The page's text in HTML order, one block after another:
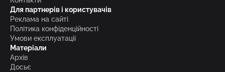
Для партнерів і користувачів
Реклама на сайті
Політика конфіденційності
Умови експлуатації
Матеріали
Архів
Досьє